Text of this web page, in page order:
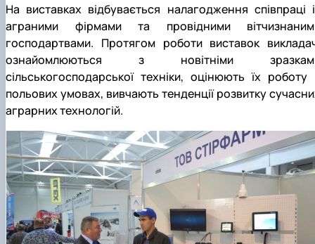
На виставках відбувається налагодження співпраці
аграними фірмами та провідними
господартвами. Протягом роботи виставок
ознайомлюються з новітніми
сільськогосподарської техніки, оцінюють їх роботу
польових умовах, вивчають тенденції розвитку
аграрних технологій.